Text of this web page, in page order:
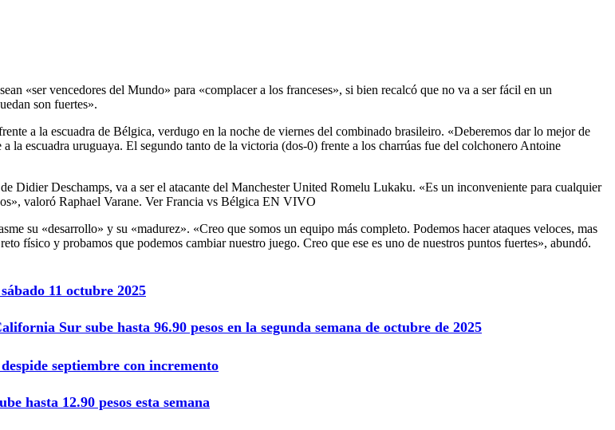
«ser vencedores del Mundo» para «complacer a los franceses», si bien recalcó que no va a ser fácil en un
son fuertes».
a la escuadra de Bélgica, verdugo en la noche de viernes del combinado brasileiro. «Deberemos dar lo mejor de
la escuadra uruguaya. El segundo tanto de la victoria (dos-0) frente a los charrúas fue del colchonero Antoine
Didier Deschamps, va a ser el atacante del Manchester United Romelu Lukaku. «Es un inconveniente para cualquier
valoró Raphael Varane. Ver Francia vs Bélgica EN VIVO
su «desarrollo» y su «madurez». «Creo que somos un equipo más completo. Podemos hacer ataques veloces, mas
físico y probamos que podemos cambiar nuestro juego. Creo que ese es uno de nuestros puntos fuertes», abundó.
11 octubre 2025
Sur sube hasta 96.90 pesos en la segunda semana de octubre de 2025
septiembre con incremento
hasta 12.90 pesos esta semana